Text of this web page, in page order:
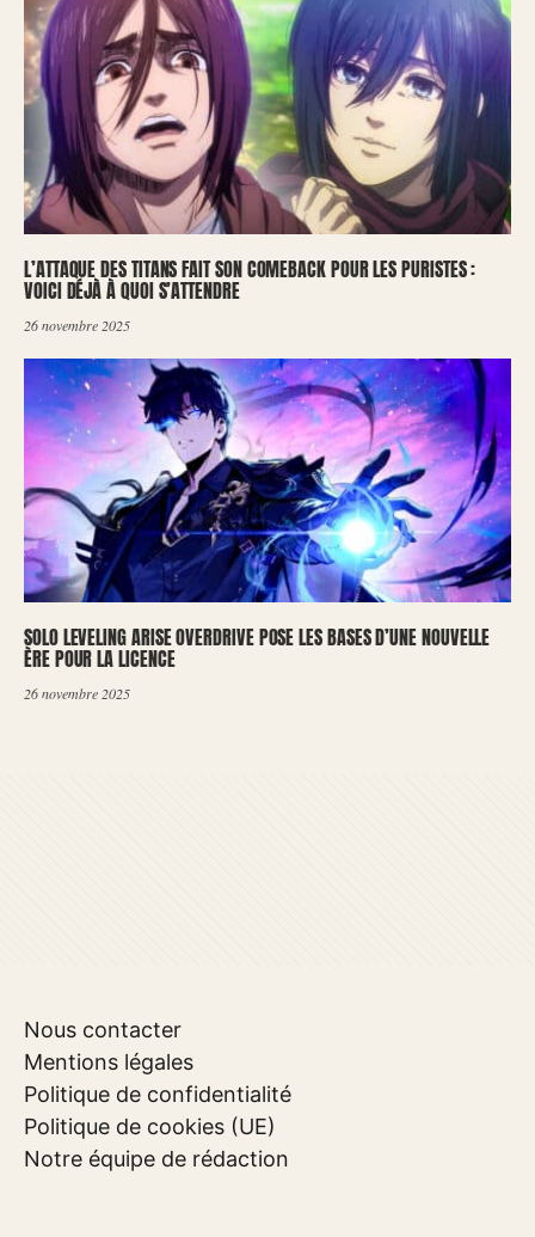
L’ATTAQUE DES TITANS FAIT SON COMEBACK POUR LES PURISTES :
VOICI DÉJÀ À QUOI S’ATTENDRE
26 novembre 2025
SOLO LEVELING ARISE OVERDRIVE POSE LES BASES D’UNE NOUVELLE
ÈRE POUR LA LICENCE
26 novembre 2025
Nous contacter
Mentions légales
Politique de confidentialité
Politique de cookies (UE)
Notre équipe de rédaction